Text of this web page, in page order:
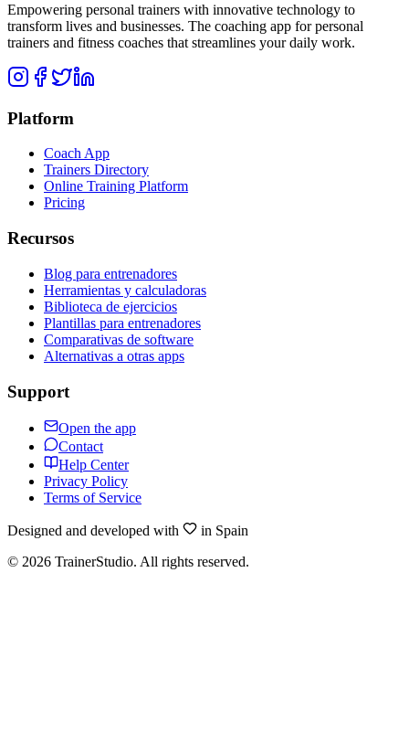
Empowering personal trainers with innovative technology to
transform lives and businesses. The coaching app for personal
trainers and fitness coaches that streamlines your daily work.
Platform
Coach App
Trainers Directory
Online Training Platform
Pricing
Recursos
Blog para entrenadores
Herramientas y calculadoras
Biblioteca de ejercicios
Plantillas para entrenadores
Comparativas de software
Alternativas a otras apps
Support
Open the app
Contact
Help Center
Privacy Policy
Terms of Service
Designed and developed with
in Spain
© 2026 TrainerStudio. All rights reserved.